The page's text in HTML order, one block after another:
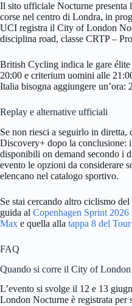
Il sito ufficiale Nocturne presenta
corse nel centro di Londra, in
UCI registra il City of London
disciplina road, classe CRTP –
British Cycling indica le gare élite
20:00 e criterium uomini alle
Italia bisogna aggiungere un’ora:
Replay e alternative ufficiali
Se non riesci a seguirlo in diretta,
Discovery+ dopo la conclusione:
disponibili on demand secondo i
evento le opzioni da considerare
elencano nel catalogo sportivo.
Se stai cercando altro ciclismo
guida al Copenhagen Sprint
Max e quella alla tappa 8 del
FAQ
Quando si corre il City of
L’evento si svolge il 12 e 13
London Nocturne è registrata per